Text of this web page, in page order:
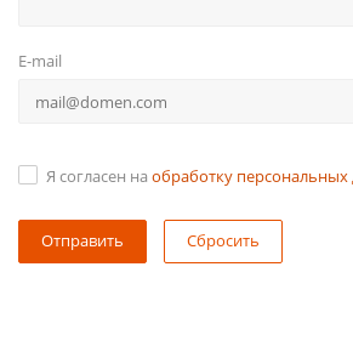
E-mail
Я согласен на обработку
Сбросить